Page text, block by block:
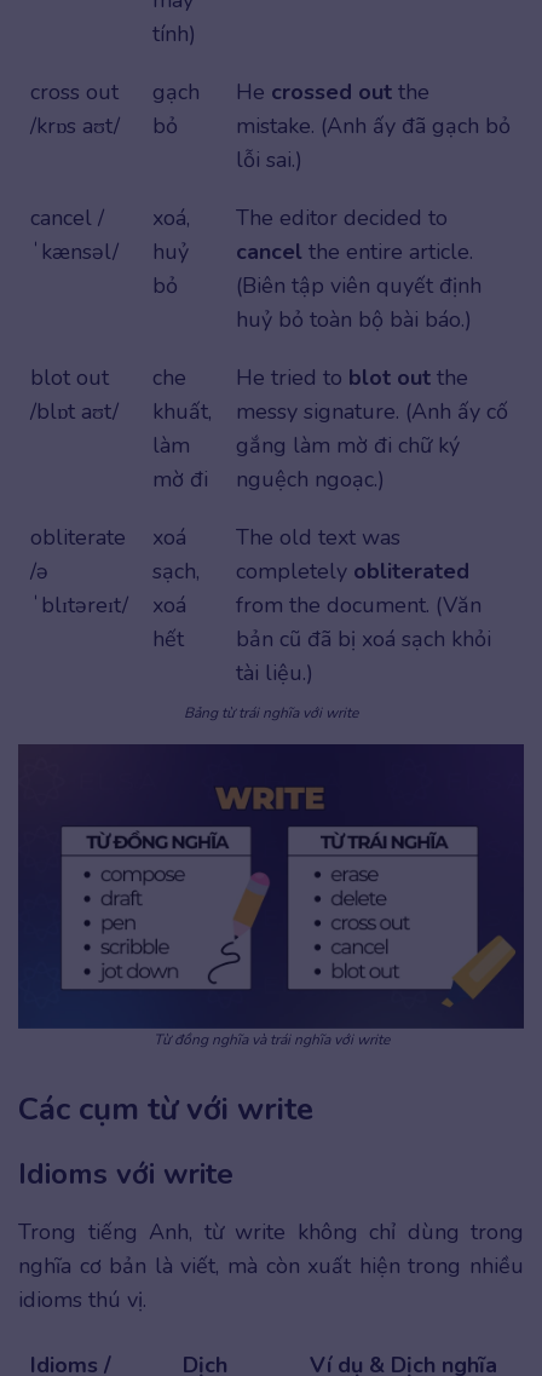
tính)
cross out
/krɒs aʊt/
gạch
bỏ
He crossed out the
mistake. (Anh ấy đã gạch bỏ
lỗi sai.)
cancel /
ˈkænsəl/
xoá,
huỷ
bỏ
The editor decided to
cancel the entire article.
(Biên tập viên quyết định
huỷ bỏ toàn bộ bài báo.)
blot out
/blɒt aʊt/
che
khuất,
làm
mờ đi
He tried to blot out the
messy signature. (Anh ấy cố
gắng làm mờ đi chữ ký
nguệch ngoạc.)
obliterate
/ə
ˈblɪtəreɪt/
xoá
sạch,
xoá
hết
The old text was
completely obliterated
from the document. (Văn
bản cũ đã bị xoá sạch khỏi
tài liệu.)
Bảng từ trái nghĩa với write
Từ đồng nghĩa và trái nghĩa với write
Các cụm từ với write
Idioms với write
Trong tiếng Anh, từ write không chỉ dùng trong
nghĩa cơ bản là viết, mà còn xuất hiện trong nhiều
idioms thú vị.
Idioms /
Dịch
Ví dụ & Dịch nghĩa